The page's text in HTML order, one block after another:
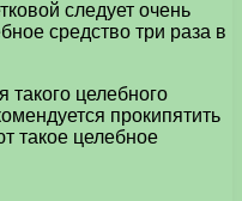
следует очень
средство три раза в
такого целебного
прокипятить
такое целебное